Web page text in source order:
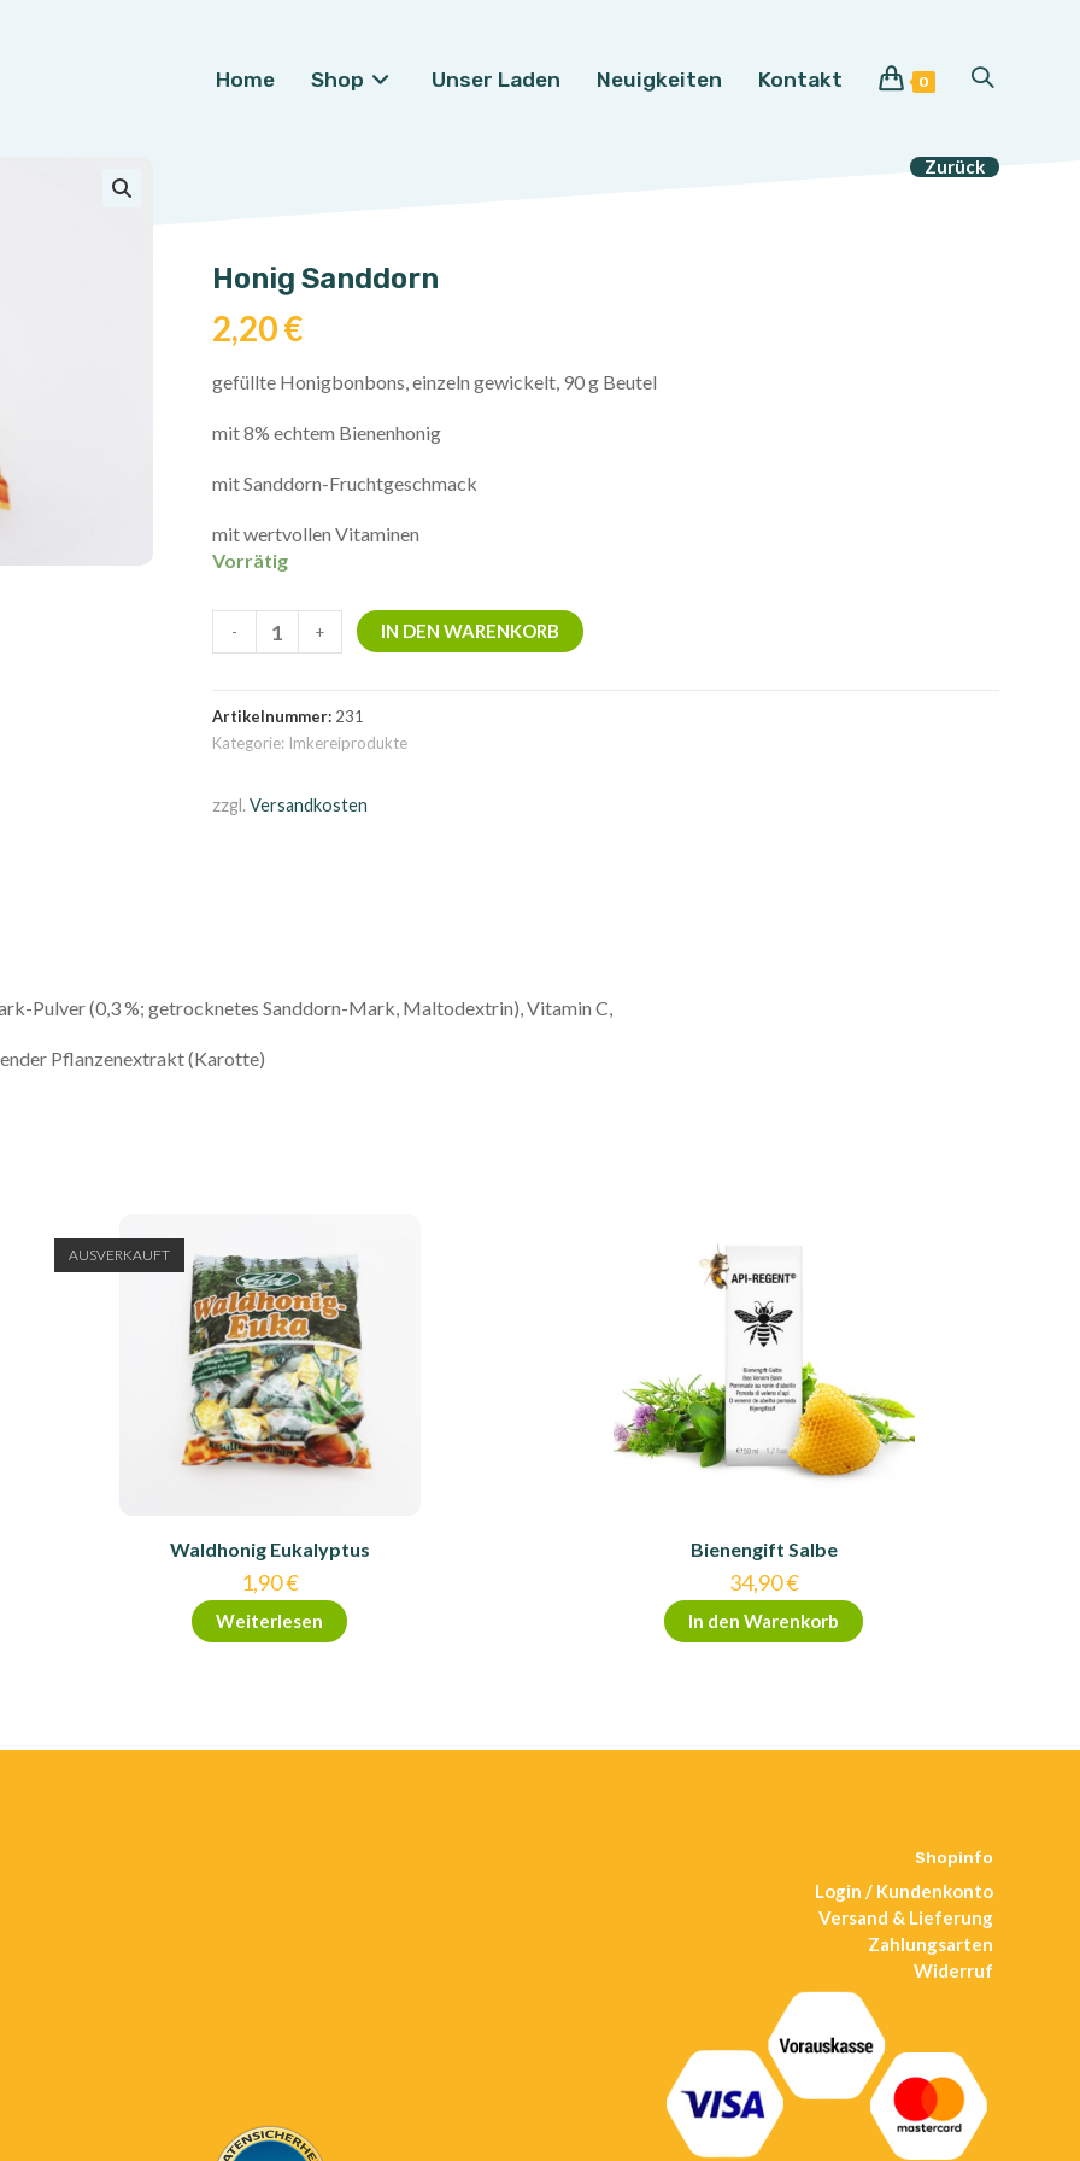
Home Shop Unser Laden Neuigkeiten Kontakt 0 Website-
Zurück
Honig Sanddorn
2,20€
gefüllte Honigbonbons, einzeln gewickelt, 90 g Beutel
mit 8% echtem Bienenhonig
mit Sanddorn-Fruchtgeschmack
mit wertvollen Vitaminen
Vorrätig
Sanddorn
- + IN DEN WARENKORB
Artikelnummer: 231
Kategorie: Imkereiprodukte
zzgl. Versandkosten
Pulver (0,3 %; getrocknetes Sanddorn-Mark, Maltodextrin), Vitamin C,
Pflanzenextrakt (Karotte)
AUSVERKAUFT
Waldhonig Eukalyptus
1,90€
Weiterlesen
Bienengift Salbe
34,90€
In den Warenkorb
Shopinfo
Login / Kundenkonto
Versand & Lieferung
Zahlungsarten
Widerruf